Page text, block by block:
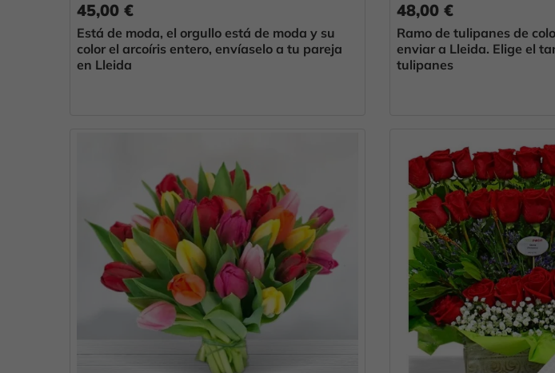
45,00 €
Está de moda, el orgullo está de moda y su
color el arcoíris entero, envíaselo a tu pareja
en Lleida
48,00 €
Ramo de tulipanes de
enviar a Lleida. Elige el
tulipanes